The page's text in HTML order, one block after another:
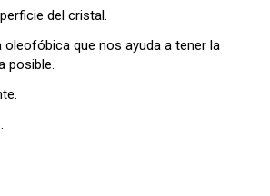
del cristal.
oleofóbica que nos ayuda a tener la
posible.